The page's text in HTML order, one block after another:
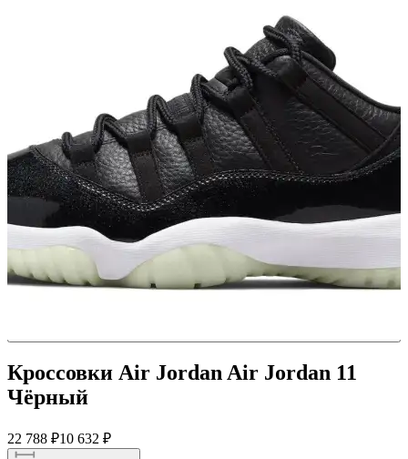
Кроссовки Air Jordan Air Jordan 11
Чёрный
22 788 ₽10 632 ₽